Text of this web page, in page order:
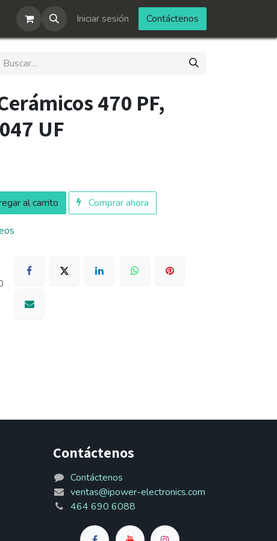
Iniciar sesión Contáctenos
470 PF,
UF
al carrito Comprar ahora
Contáctenos
Contáctenos
ventas@ipower-electronics.com
464 690 6088